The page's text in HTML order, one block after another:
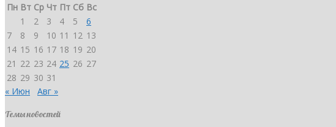
Пн Вт Ср Чт Пт Сб Вс
1
2 3 4 5
6
7
8 9 10 11 12 13
14 15 16 17 18 19 20
21 22 23 24 25 26 27
28 29 30 31
« Июн
Авг »
Темы новостей